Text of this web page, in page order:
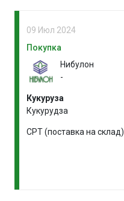
09 Июл 2024
Покупка
Нибулон
-
Кукуруза
Кукурудза
CPT (поставка на склад)